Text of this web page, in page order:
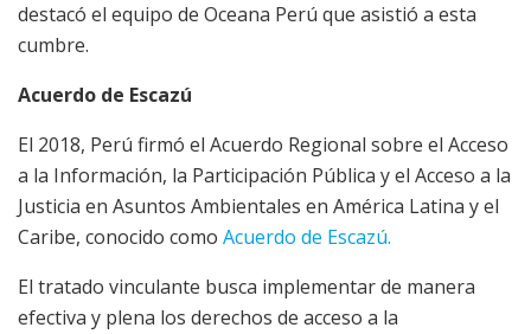
destacó el equipo de Oceana Perú que asistió a esta
cumbre.
Acuerdo de Escazú
El 2018, Perú firmó el Acuerdo Regional sobre el Acceso
a la Información, la Participación Pública y el Acceso a la
Justicia en Asuntos Ambientales en América Latina y el
Caribe, conocido como Acuerdo de Escazú.
El tratado vinculante busca implementar de manera
efectiva y plena los derechos de acceso a la